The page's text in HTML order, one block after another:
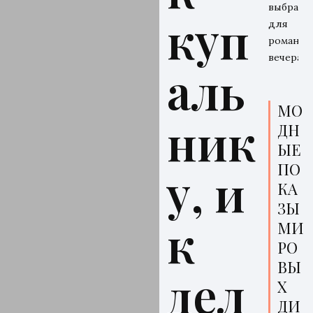
куп
аль
ник
у, и
к
дел
выбрать
для
вечера
МО
ДН
ЫЕ
ПО
КА
ЗЫ
МИ
РО
ВЫ
Х
ДИ